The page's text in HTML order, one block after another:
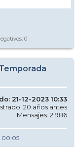
0
21-12-2023 10:33
20 años antes
Mensajes: 2.986
00:05